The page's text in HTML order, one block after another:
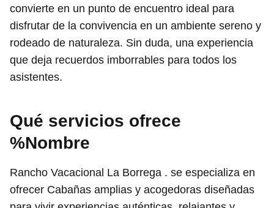
convierte en un punto de encuentro ideal para
disfrutar de la convivencia en un ambiente sereno y
rodeado de naturaleza. Sin duda, una experiencia
que deja recuerdos imborrables para todos los
asistentes.
Qué servicios ofrece
%Nombre
Rancho Vacacional La Borrega . se especializa en
ofrecer Cabañas amplias y acogedoras diseñadas